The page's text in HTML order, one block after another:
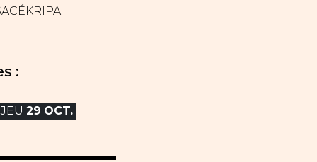
:
JEU 29 OCT.